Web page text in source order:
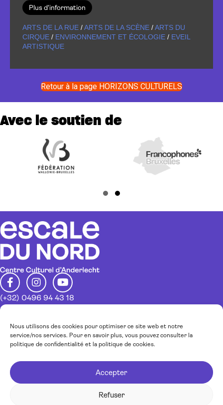
Nous utilisons des cookies pour optimiser ce site web et notre
service/nos services. Pour en savoir plus, vous pouvez consulter la
politique de confidentialité et la politique de cookies.
Accepter
Refuser
Plus d'information
ARTS DE LA RUE /ARTS DE LA SCÈNE /ARTS DU
CIRQUE / ENVIRONNEMENT ET ÉCOLOGIE / EVEIL
ARTISTIQUE
Retour à la page HORIZONS CULTURELS
Avec le soutien de
(+32) 0496 94 43 18
info@escaledunord.net
Restez au courant de nos activités
Inscrivez-vous à notre newsletter
politique de confidentialité.